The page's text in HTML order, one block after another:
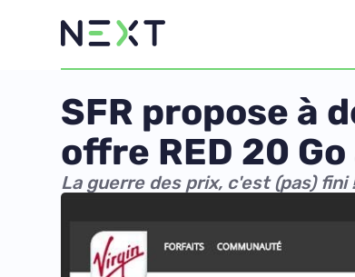
SFR propose à
offre RED 20
La guerre des prix, c'est (pas) fini !